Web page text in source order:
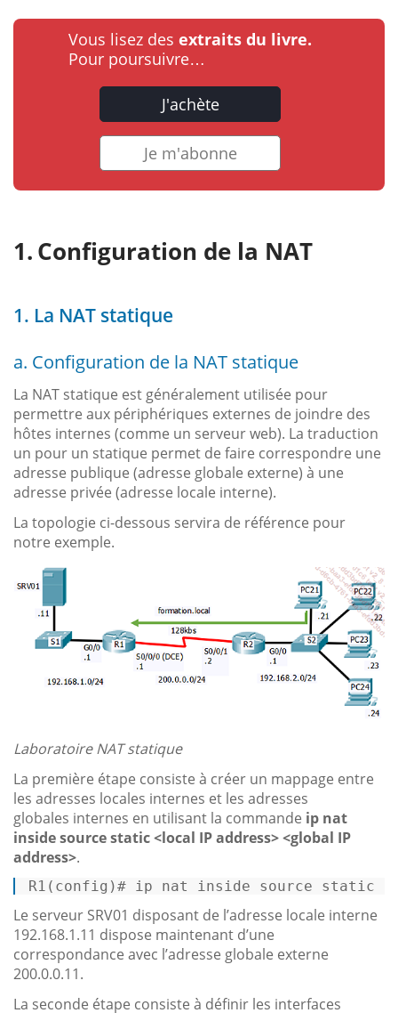
Vous lisez des extraits du livre.
Pour poursuivre…
J'achète
Je m'abonne
Configuration de la NAT
1. La NAT statique
a. Configuration de la NAT statique
La NAT statique est généralement utilisée pour
permettre aux périphériques externes de joindre des
hôtes internes (comme un serveur web). La traduction
un pour un statique permet de faire correspondre une
adresse publique (adresse globale externe) à une
adresse privée (adresse locale interne).
La topologie ci-dessous servira de référence pour
notre exemple.
Laboratoire NAT statique
La première étape consiste à créer un mappage entre
les adresses locales internes et les adresses
globales internes en utilisant la commande ip nat
inside source static <local IP address> <global IP
address>.
R1 (config)# ip nat inside source static
Le serveur SRV01 disposant de l’adresse locale interne
192.168.1.11 dispose maintenant d’une
correspondance avec l’adresse globale externe
200.0.0.11.
La seconde étape consiste à définir les interfaces